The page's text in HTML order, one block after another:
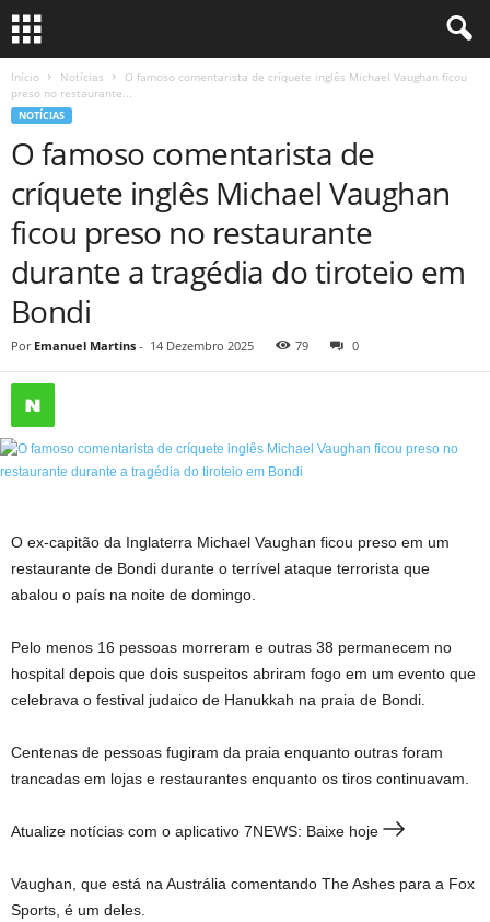
Início Notícias
O famoso comentarista de críquete inglês Michael Vaughan ficou
preso no restaurante...
NOTÍCIAS
O famoso comentarista de
críquete inglês Michael Vaughan
ficou preso no restaurante
durante a tragédia do tiroteio em
Bondi
Por Emanuel Martins - 14 Dezembro 2025 79 0
O ex-capitão da Inglaterra Michael Vaughan ficou preso em um
restaurante de Bondi durante o terrível ataque terrorista que
abalou o país na noite de domingo.
Pelo menos 16 pessoas morreram e outras 38 permanecem no
hospital depois que dois suspeitos abriram fogo em um evento que
celebrava o festival judaico de Hanukkah na praia de Bondi.
Centenas de pessoas fugiram da praia enquanto outras foram
trancadas em lojas e restaurantes enquanto os tiros continuavam.
Atualize notícias com o aplicativo 7NEWS: Baixe hoje
Vaughan, que está na Austrália comentando The Ashes para a Fox
Sports, é um deles.